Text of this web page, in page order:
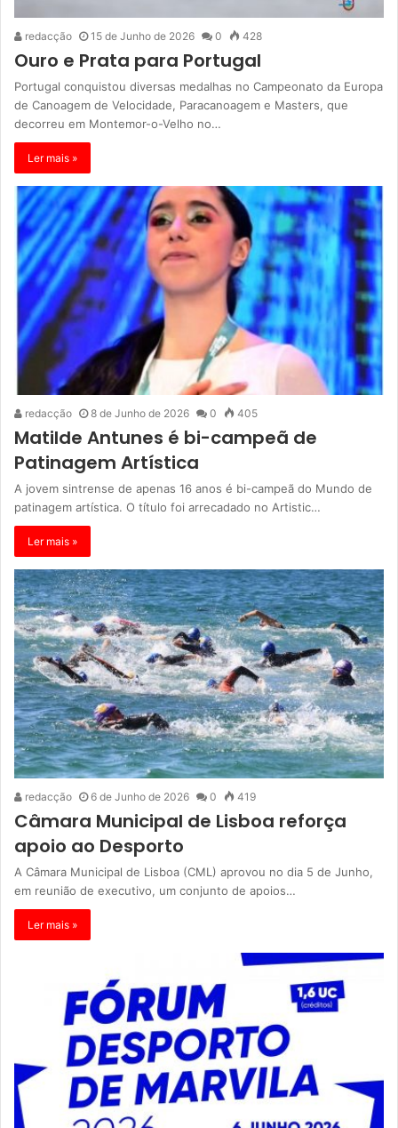
redacção 15 de Junho de 2026 0 428
Ouro e Prata para Portugal
Portugal conquistou diversas medalhas no Campeonato da Europa
de Canoagem de Velocidade, Paracanoagem e Masters, que
decorreu em Montemor-o-Velho no…
Ler mais »
redacção 8 de Junho de 2026 0 405
Matilde Antunes é bi-campeã de
Patinagem Artística
A jovem sintrense de apenas 16 anos é bi-campeã do Mundo de
patinagem artística. O título foi arrecadado no Artistic…
Ler mais »
redacção 6 de Junho de 2026 0 419
Câmara Municipal de Lisboa reforça
apoio ao Desporto
A Câmara Municipal de Lisboa (CML) aprovou no dia 5 de Junho,
em reunião de executivo, um conjunto de apoios…
Ler mais »